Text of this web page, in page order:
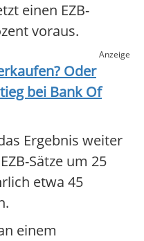
einen EZB-
voraus.
Anzeige
Oder
bei Bank Of
Ergebnis weiter
Sätze um 25
etwa 45
einem